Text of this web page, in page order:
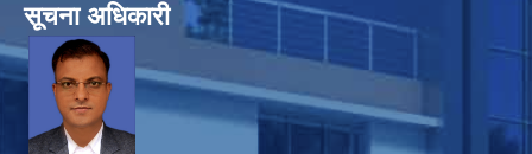
सूचना अधिकारी